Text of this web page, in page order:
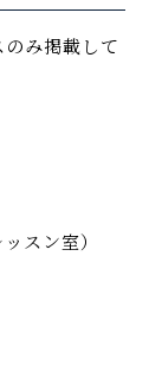
み掲載して
スン室）